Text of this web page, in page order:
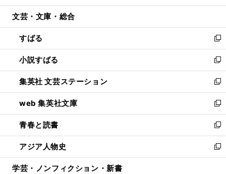
開
ウ
開
く
ン
ウ
で
開
く
ウ
ン
ド
ウ
で
開
く
文芸・文庫・総合
すばる
新
し
い
ウ
ィ
ン
ド
ウ
で
開
く
小説すばる
新
し
い
ウ
ィ
ン
ド
ウ
で
開
集英社 文芸ステーション
新
し
い
ウ
ィ
ン
ド
ウ
web 集英社文庫
新
し
い
ウ
ィ
ン
青春と読書
新
し
い
ウ
アジア人物史
新
し
学芸・ノンフィクション・新書